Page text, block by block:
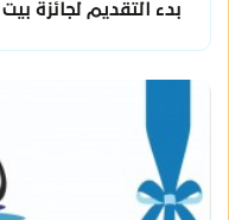
بدء التقديم لجائزة بيت